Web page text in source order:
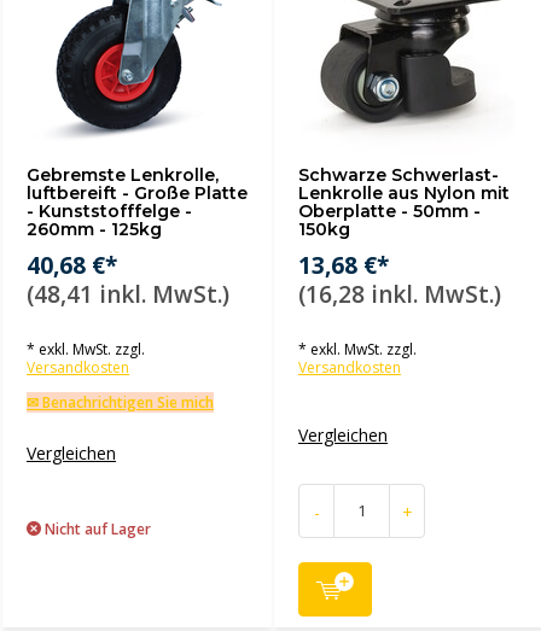
Gebremste Lenkrolle,
luftbereift - Große Platte
- Kunststofffelge -
260mm - 125kg
40,68 €*
(48,41 inkl. MwSt.)
* exkl. MwSt. zzgl.
Versandkosten
✉ Benachrichtigen Sie mich
Vergleichen
Nicht auf Lager
Schwarze Schwerlast-
Lenkrolle aus Nylon mit
Oberplatte - 50mm -
150kg
13,68 €*
(16,28 inkl. MwSt.)
* exkl. MwSt. zzgl.
Versandkosten
Vergleichen
- +